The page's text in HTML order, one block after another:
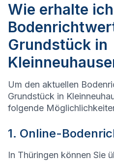
Wie erhalte
Grundstück in
Um den aktuellen
Grundstück in
folgende
1. Online-
In Thüringen können Sie